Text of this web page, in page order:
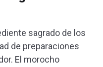
sagrado de los
de preparaciones
El morocho